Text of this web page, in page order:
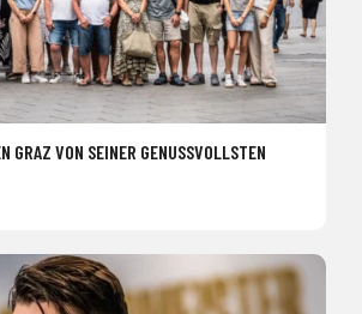
GRAZ VON SEINER GENUSSVOLLSTEN